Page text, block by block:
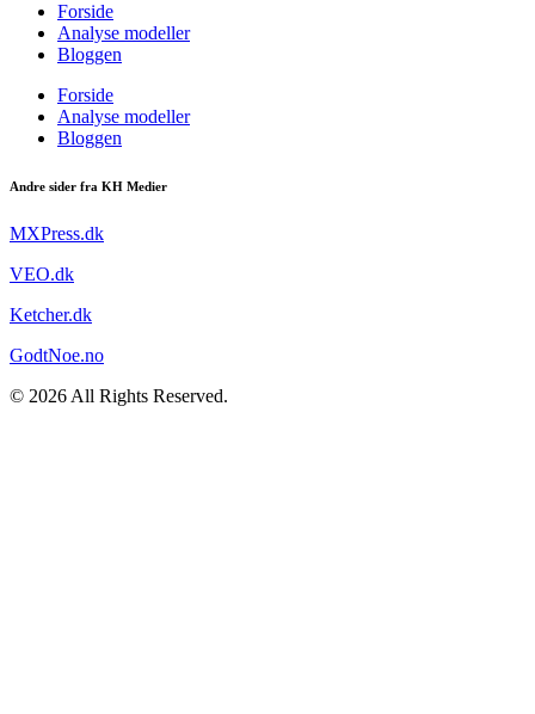
Forside
Analyse modeller
Bloggen
Forside
Analyse modeller
Bloggen
Andre sider fra KH Medier
MXPress.dk
VEO.dk
Ketcher.dk
GodtNoe.no
© 2026 All Rights Reserved.